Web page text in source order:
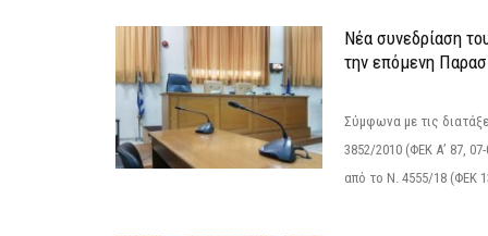
Νέα συνεδρίαση
την επόμενη
Σύμφωνα με τις
3852/2010 (ΦΕΚ Α’ 87,
από το N. 4555/18 (ΦΕΚ